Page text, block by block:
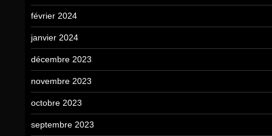
février 2024
janvier 2024
décembre 2023
novembre 2023
octobre 2023
septembre 2023